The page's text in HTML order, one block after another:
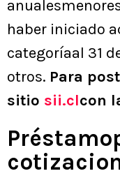
haber iniciado
categoríaal 31
otros. Para
sitio sii.clcon